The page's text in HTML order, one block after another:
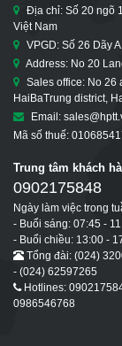
Địa chỉ: Số 20 ngõ
Việt Nam
VPGD: Số 26 Dãy
Address: No 20
Sales office: No 26
HaiBaTrung district,
Email:
Mã số thuế:
Trung tâm khách
0902175848
Ngày làm việc trong
- Buổi sáng: 07:45 -
- Buổi chiều: 13:00 -
Tổng đài: (024)
- (024) 62597265
Hotlines:
0986546768